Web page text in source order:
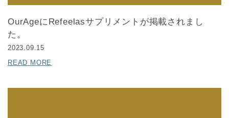
OurAgeにRefeelasサプリメントが掲載されまし
た。
2023.09.15
READ MORE